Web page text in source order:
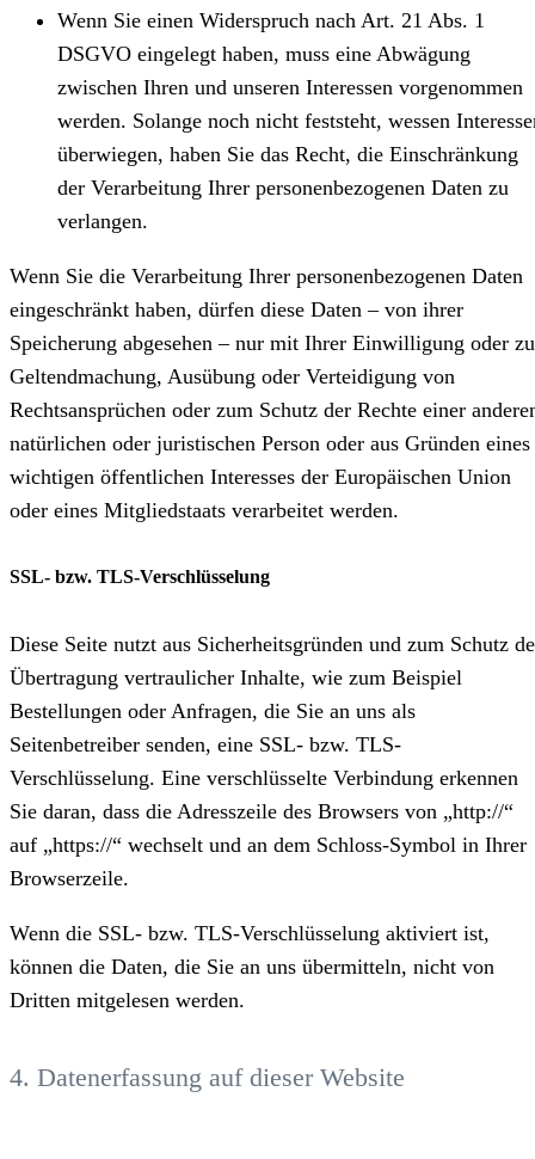
Wenn Sie einen Widerspruch nach Art. 21 Abs. 1
DSGVO eingelegt haben, muss eine Abwägung
zwischen Ihren und unseren Interessen vorgenommen
werden. Solange noch nicht feststeht, wessen
überwiegen, haben Sie das Recht, die Einschränkung
der Verarbeitung Ihrer personenbezogenen Daten zu
verlangen.
Wenn Sie die Verarbeitung Ihrer personenbezogenen Daten
eingeschränkt haben, dürfen diese Daten – von ihrer
Speicherung abgesehen – nur mit Ihrer Einwilligung oder
Geltendmachung, Ausübung oder Verteidigung von
Rechtsansprüchen oder zum Schutz der Rechte einer
natürlichen oder juristischen Person oder aus Gründen eines
wichtigen öffentlichen Interesses der Europäischen Union
oder eines Mitgliedstaats verarbeitet werden.
SSL- bzw. TLS-Verschlüsselung
Diese Seite nutzt aus Sicherheitsgründen und zum Schutz
Übertragung vertraulicher Inhalte, wie zum Beispiel
Bestellungen oder Anfragen, die Sie an uns als
Seitenbetreiber senden, eine SSL- bzw. TLS-
Verschlüsselung. Eine verschlüsselte Verbindung erkennen
Sie daran, dass die Adresszeile des Browsers von „http://“
auf „https://“ wechselt und an dem Schloss-Symbol in Ihrer
Browserzeile.
Wenn die SSL- bzw. TLS-Verschlüsselung aktiviert ist,
können die Daten, die Sie an uns übermitteln, nicht von
Dritten mitgelesen werden.
4. Datenerfassung auf dieser Website